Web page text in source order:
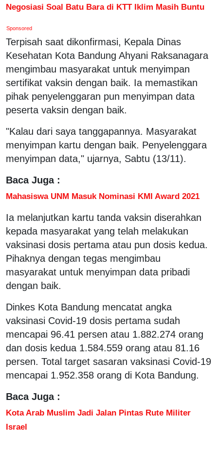
Negosiasi Soal Batu Bara di KTT Iklim Masih Buntu
Sponsored
Terpisah saat dikonfirmasi, Kepala Dinas
Kesehatan Kota Bandung Ahyani Raksanagara
mengimbau masyarakat untuk menyimpan
sertifikat vaksin dengan baik. Ia memastikan
pihak penyelenggaran pun menyimpan data
peserta vaksin dengan baik.
"Kalau dari saya tanggapannya. Masyarakat
menyimpan kartu dengan baik. Penyelenggara
menyimpan data," ujarnya, Sabtu (13/11).
Baca Juga :
Mahasiswa UNM Masuk Nominasi KMI Award 2021
Ia melanjutkan kartu tanda vaksin diserahkan
kepada masyarakat yang telah melakukan
vaksinasi dosis pertama atau pun dosis kedua.
Pihaknya dengan tegas mengimbau
masyarakat untuk menyimpan data pribadi
dengan baik.
Dinkes Kota Bandung mencatat angka
vaksinasi Covid-19 dosis pertama sudah
mencapai 96.41 persen atau 1.882.274 orang
dan dosis kedua 1.584.559 orang atau 81.16
persen. Total target sasaran vaksinasi Covid-19
mencapai 1.952.358 orang di Kota Bandung.
Baca Juga :
Kota Arab Muslim Jadi Jalan Pintas Rute Militer
Israel